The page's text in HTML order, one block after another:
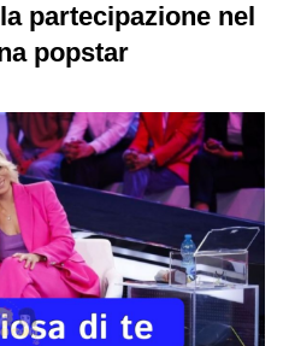
partecipazione nel
popstar